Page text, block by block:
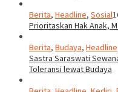
Berita, Headline, Sosial
Prioritaskan Hak Anak,
Berita, Budaya, Headline
Sastra Saraswati
Toleransi lewat Budaya